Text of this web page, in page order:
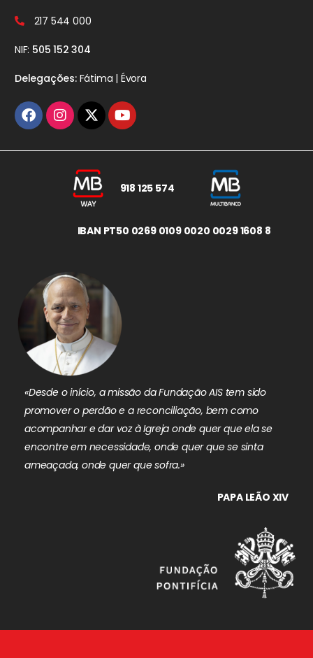
217 544 000
NIF: 505 152 304
Delegações:Fátima | Évora
918 125 574
IBAN PT50 0269 0109 0020 0029 1608 8
«Desde o início, a missão da Fundação AIS tem sido
promover o perdão e a reconciliação, bem como
acompanhar e dar voz à Igreja onde quer que ela se
encontre em necessidade, onde quer que se sinta
ameaçada, onde quer que sofra.»
PAPA LEÃO XIV